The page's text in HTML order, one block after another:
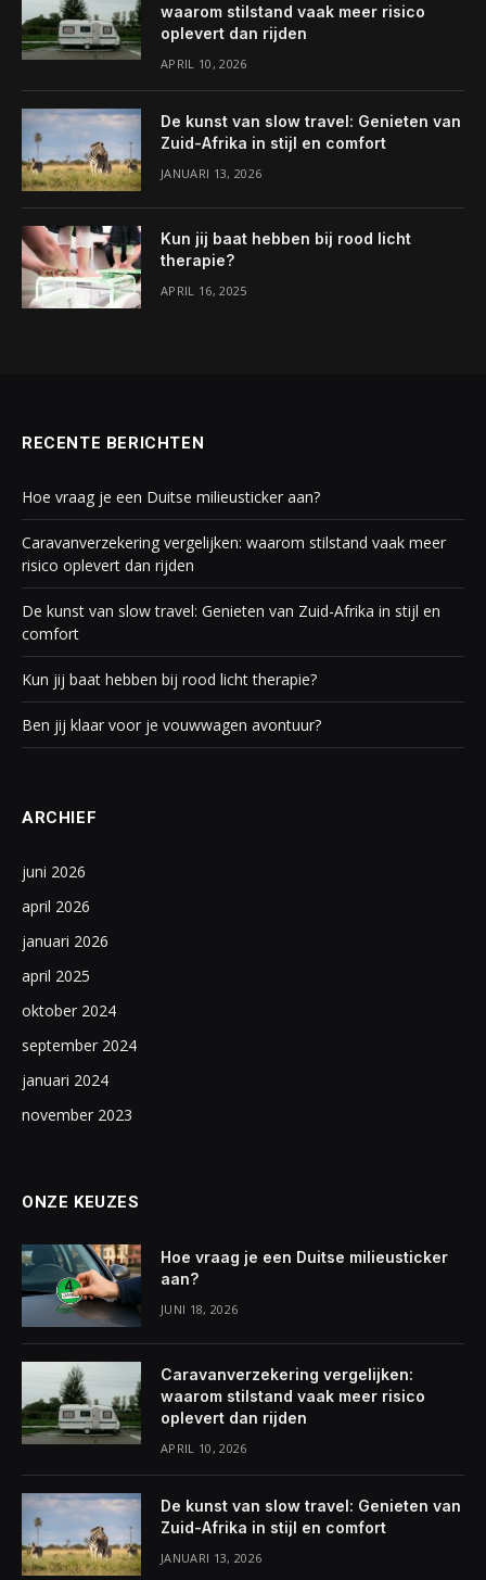
waarom stilstand vaak meer risico
oplevert dan rijden
APRIL 10, 2026
De kunst van slow travel: Genieten van
Zuid-Afrika in stijl en comfort
JANUARI 13, 2026
Kun jij baat hebben bij rood licht
therapie?
APRIL 16, 2025
RECENTE BERICHTEN
Hoe vraag je een Duitse milieusticker aan?
Caravanverzekering vergelijken: waarom stilstand vaak meer
risico oplevert dan rijden
De kunst van slow travel: Genieten van Zuid-Afrika in stijl en
comfort
Kun jij baat hebben bij rood licht therapie?
Ben jij klaar voor je vouwwagen avontuur?
ARCHIEF
juni 2026
april 2026
januari 2026
april 2025
oktober 2024
september 2024
januari 2024
november 2023
ONZE KEUZES
Hoe vraag je een Duitse milieusticker
aan?
JUNI 18, 2026
Caravanverzekering vergelijken:
waarom stilstand vaak meer risico
oplevert dan rijden
APRIL 10, 2026
De kunst van slow travel: Genieten van
Zuid-Afrika in stijl en comfort
JANUARI 13, 2026